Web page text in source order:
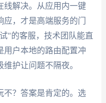
线解决。从应用内一键
，才是高端服务的门
"的客服，技术团队能直
户本地的路由配置冲
护让问题不隔夜。
不？答案是肯定的。选